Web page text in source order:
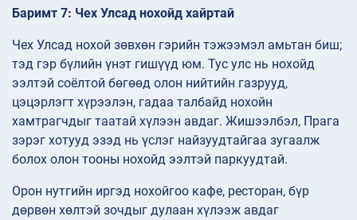
Баримт 7: Чех Улсад нохойд хайртай
Чех Улсад нохой зөвхөн гэрийн тэжээмэл амьтан биш;
тэд гэр бүлийн үнэт гишүүд юм. Тус улс нь нохойд
ээлтэй соёлтой бөгөөд олон нийтийн газрууд,
цэцэрлэгт хүрээлэн, гадаа талбайд нохойн
хамтрагчдыг таатай хүлээн авдаг. Жишээлбэл, Прага
зэрэг хотууд эзэд нь үслэг найзуудтайгаа зугаалж
болох олон тооны нохойд ээлтэй паркуудтай.
Орон нутгийн иргэд нохойгоо кафе, ресторан, бүр
дөрвөн хөлтэй зочдыг дулаан хүлээж авдаг